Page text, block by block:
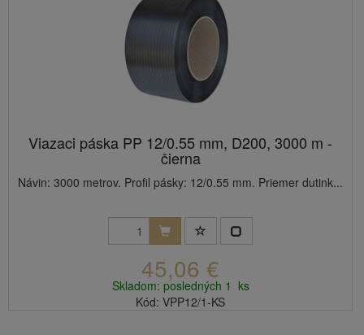
Viazaci páska PP 12/0.55 mm, D200, 3000 m -
čierna
Návin: 3000 metrov. Profil pásky: 12/0.55 mm. Priemer dutink...
45,06 €
Skladom: posledných 1 ks
Kód: VPP12/1-KS